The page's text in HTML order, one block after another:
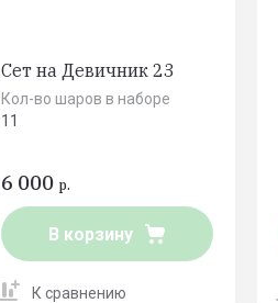
Сет на Девичник 23
Кол-во шаров в наборе
11
6 000 р.
В корзину
К сравнению